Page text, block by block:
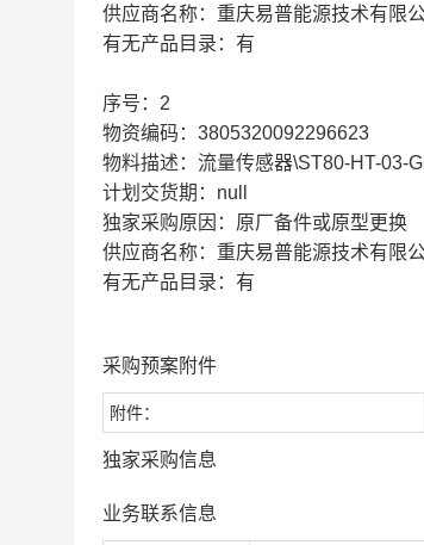
供应商名称：重庆易普能源技术有限
有无产品目录：有
序号：2
物资编码：3805320092296623
物料描述：流量传感器\ST80-HT-03-
计划交货期：null
独家采购原因：原厂备件或原型更换
供应商名称：重庆易普能源技术有限
有无产品目录：有
采购预案附件
附件：
独家采购信息
业务联系信息